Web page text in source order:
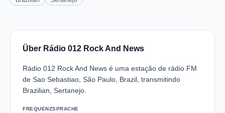
Über Rádio 012 Rock And News
Rádio 012 Rock And News é uma estação de rádio FM
de Sao Sebastiao, São Paulo, Brazil, transmitindo
Brazilian, Sertanejo.
FREQUENZSPRACHE